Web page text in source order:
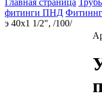
Главная страница
фитинги ПНД
э 40х1 1/2", /100/